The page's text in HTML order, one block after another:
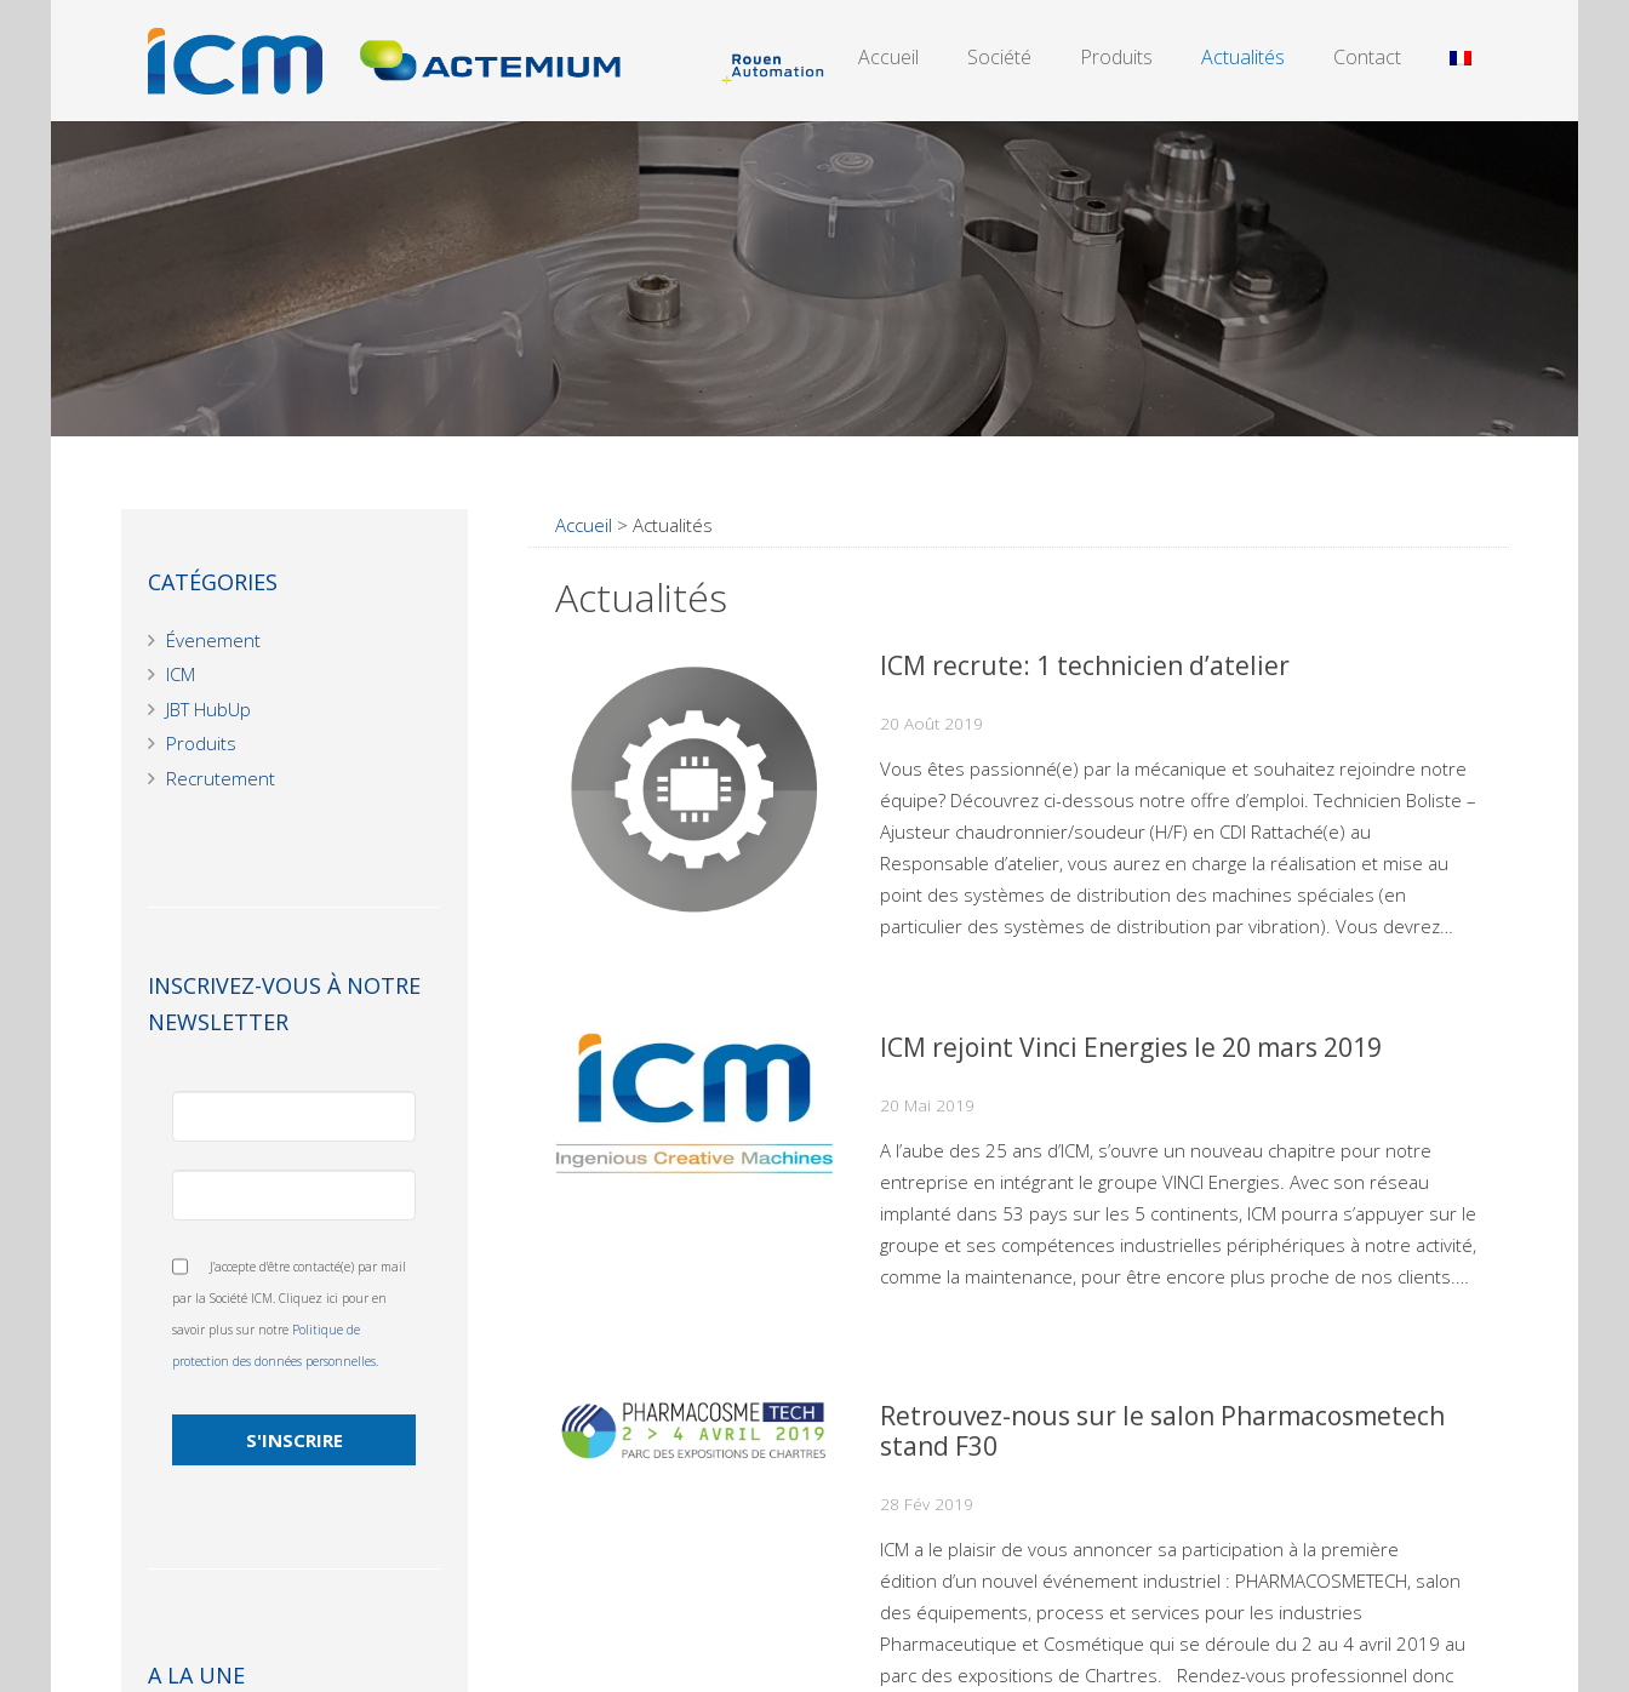
Accueil Société Produits Actualités Contact
CATÉGORIES
Évenement
ICM
JBT HubUp
Produits
Recrutement
INSCRIVEZ-VOUS À NOTRE
NEWSLETTER
J’accepte d'être contacté(e) par mail
par la Société ICM. Cliquez ici pour en
savoir plus sur notre Politique de
protection des données personnelles.
S'INSCRIRE
A LA UNE
Accueil >Actualités
Actualités
ICM recrute: 1 technicien d’atelier
20 Août 2019
Vous êtes passionné(e) par la mécanique et souhaitez rejoindre notre
équipe? Découvrez ci-dessous notre offre d’emploi. Technicien Boliste –
Ajusteur chaudronnier/soudeur (H/F) en CDI Rattaché(e) au
Responsable d’atelier, vous aurez en charge la réalisation et mise au
point des systèmes de distribution des machines spéciales (en
particulier des systèmes de distribution par vibration). Vous devrez…
ICM rejoint Vinci Energies le 20 mars 2019
20 Mai 2019
A l’aube des 25 ans d’ICM, s’ouvre un nouveau chapitre pour notre
entreprise en intégrant le groupe VINCI Energies. Avec son réseau
implanté dans 53 pays sur les 5 continents, ICM pourra s’appuyer sur le
groupe et ses compétences industrielles périphériques à notre activité,
comme la maintenance, pour être encore plus proche de nos clients.…
Retrouvez-nous sur le salon Pharmacosmetech
stand F30
28 Fév 2019
ICM a le plaisir de vous annoncer sa participation à la première
édition d’un nouvel événement industriel : PHARMACOSMETECH, salon
des équipements, process et services pour les industries
Pharmaceutique et Cosmétique qui se déroule du 2 au 4 avril 2019 au
parc des expositions de Chartres. Rendez-vous professionnel donc